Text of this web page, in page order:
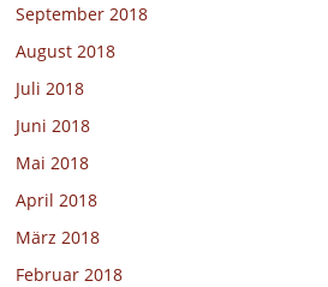
September 2018
August 2018
Juli 2018
Juni 2018
Mai 2018
April 2018
März 2018
Februar 2018